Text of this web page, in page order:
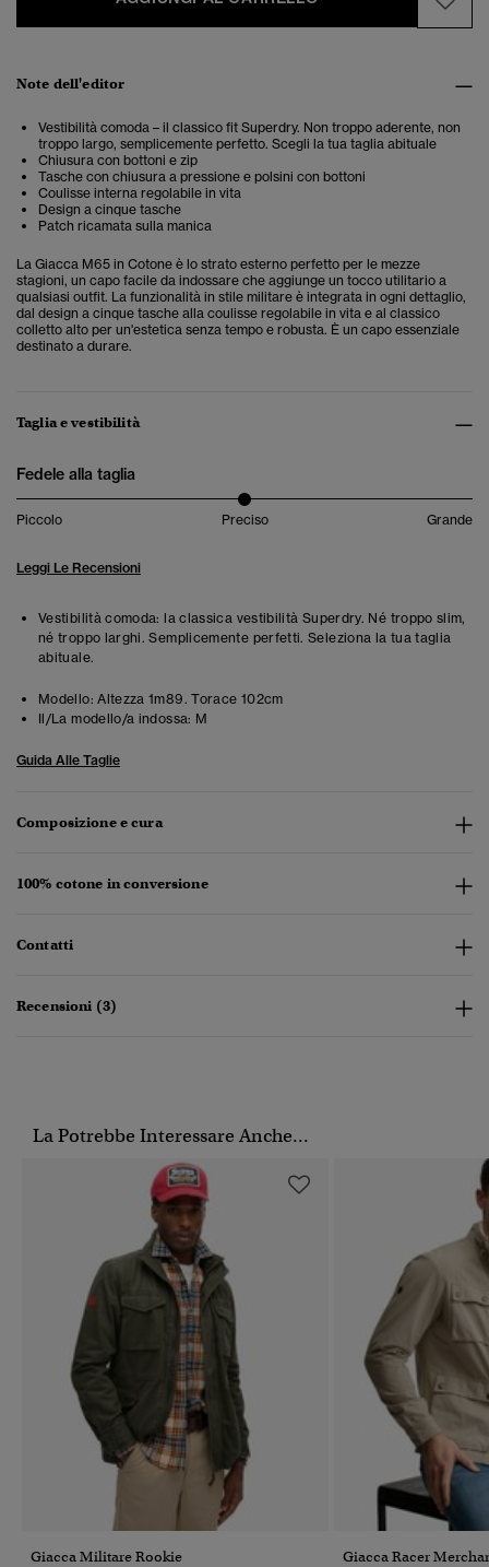
Note dell'editor
Vestibilità comoda – il classico fit Superdry. Non troppo aderente, non
troppo largo, semplicemente perfetto. Scegli la tua taglia abituale
Chiusura con bottoni e zip
Tasche con chiusura a pressione e polsini con bottoni
Coulisse interna regolabile in vita
Design a cinque tasche
Patch ricamata sulla manica
La Giacca M65 in Cotone è lo strato esterno perfetto per le mezze
stagioni, un capo facile da indossare che aggiunge un tocco utilitario a
qualsiasi outfit. La funzionalità in stile militare è integrata in ogni dettaglio,
dal design a cinque tasche alla coulisse regolabile in vita e al classico
colletto alto per un'estetica senza tempo e robusta. È un capo essenziale
destinato a durare.
Taglia e vestibilità
Fedele alla taglia
Piccolo Preciso Grande
Leggi Le Recensioni
Vestibilità comoda: la classica vestibilità Superdry. Né troppo slim,
né troppo larghi. Semplicemente perfetti. Seleziona la tua taglia
abituale.
Modello: Altezza 1m89. Torace 102cm
Il/La modello/a indossa: M
Guida Alle Taglie
Composizione e cura
100% cotone in conversione
Contatti
Recensioni (3)
La Potrebbe Interessare Anche...
Giacca Militare Rookie Giacca Racer